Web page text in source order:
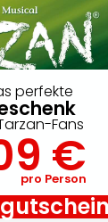
perfekte
Fans
€
pro Person